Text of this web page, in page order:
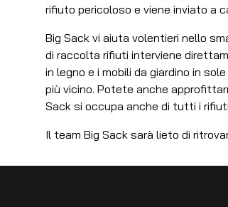
rifiuto pericoloso e viene inviato a
Big Sack vi aiuta volentieri nello
di raccolta rifiuti interviene
in legno e i mobili da giardino in
più vicino. Potete anche
Sack si occupa anche di tutti i
Il team Big Sack sarà lieto di